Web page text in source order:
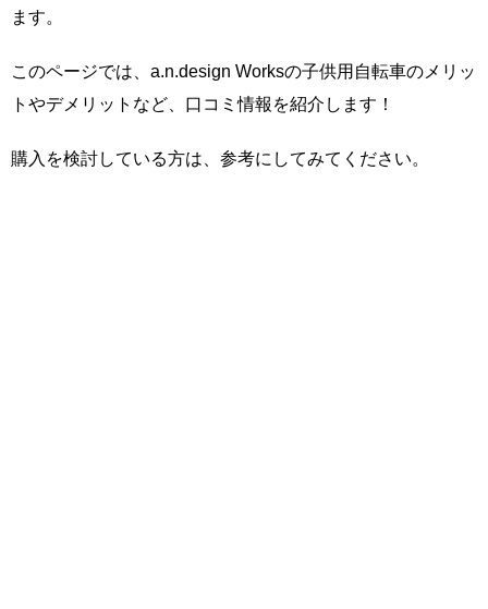
ます。
このページでは、a.n.design Worksの子供用自転車のメリッ
トやデメリットなど、口コミ情報を紹介します！
購入を検討している方は、参考にしてみてください。